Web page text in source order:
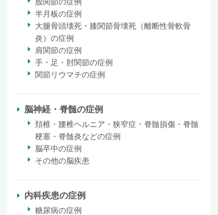
半月板の症例
大腿骨頭壊死・膝関節骨壊死（離断性骨軟骨
炎）の症例
肩関節の症例
手・足・肘関節の症例
関節リウマチの症例
脳神経・脊髄の症例
頚椎・腰椎ヘルニア・狭窄症・脊髄損傷・脊髄
梗塞・脊髄炎などの症例
脳卒中の症例
その他の脳疾患
内科疾患の症例
糖尿病の症例